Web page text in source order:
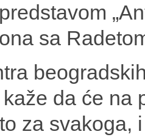
sa
da će na
za svakoga,